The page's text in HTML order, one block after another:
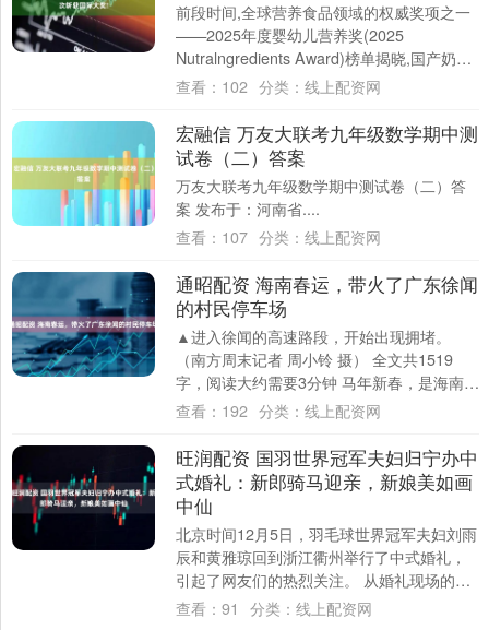
前段时间,全球营养食品领域的权威奖项之一
——2025年度婴幼儿营养奖(2025
Nutralngredients Award)榜单揭晓,国产奶粉
排行榜前10名[....
查看： 102 分类： 线上配资网
宏融信 万友大联考九年级数学期中测
试卷（二）答案
万友大联考九年级数学期中测试卷（二）答
案 发布于：河南省....
查看： 107 分类： 线上配资网
通昭配资 海南春运，带火了广东徐闻
的村民停车场
▲进入徐闻的高速路段，开始出现拥堵。
（南方周末记者 周小铃 摄） 全文共1519
字，阅读大约需要3分钟 马年新春，是海南封
关后的头个春节，往返机票比往年飙升了
查看： 192 分类： 线上配资网
旺润配资 国羽世界冠军夫妇归宁办中
式婚礼：新郎骑马迎亲，新娘美如画
中仙
北京时间12月5日，羽毛球世界冠军夫妇刘雨
辰和黄雅琼回到浙江衢州举行了中式婚礼，
引起了网友们的热烈关注。 从婚礼现场的照
片来看，刘雨辰骑马前去接亲，而黄雅琼则
查看： 91 分类： 线上配资网